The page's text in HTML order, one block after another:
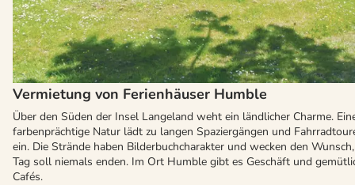
Vermietung von Ferienhäuser Humble
Über den Süden der Insel Langeland weht ein ländlicher Charme.
farbenprächtige Natur lädt zu langen Spaziergängen und
ein. Die Strände haben Bilderbuchcharakter und wecken den
Tag soll niemals enden. Im Ort Humble gibt es Geschäft und
Cafés.